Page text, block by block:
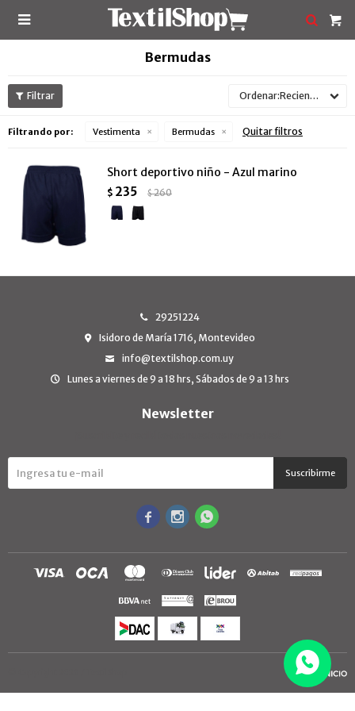

Bermudas
Recientes
Filtrando por: Vestimenta Bermudas Quitar filtros
Short deportivo niño - Azul marino
$ 235 $260
29251224
Isidoro de María 1716, Montevideo
info@textilshop.com.uy
Lunes a viernes de 9 a 18 hrs, Sábados de 9 a 13 hrs
Newsletter
Suscribirme
  